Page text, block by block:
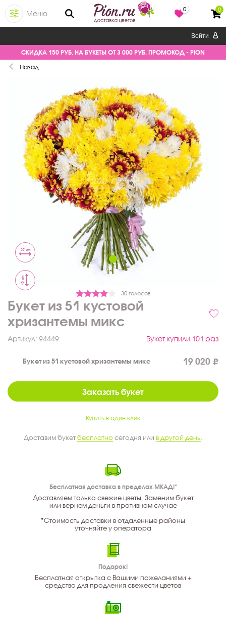
Меню
0 0
Войти
СКИДКА 150 РУБ. НА БУКЕТЫ ОТ 3 000 РУБ. ПРОМОКОД - PION
Назад
30 голосов
37 см
45 см
Букет из 51 кустовой
хризантемы микс
Артикул: 94449 Букет купили 101 раз
Букет из 51 кустовой хризантемы микс 19 020
Заказать букет
Купить в один клик
Доставим букетбесплатно сегодня или в другой день
Бесплатная доставка в пределах МКАД!*
Доставляем только свежие цветы. Заменим букет
или вернем деньги в противном случае
*Стоимость доставки в отдаленные районы
уточняйте у оператора
Подарок!
Бесплатная открытка с Вашими пожеланиями +
средство для продления свежести цветов